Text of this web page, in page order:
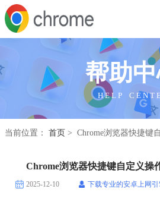
帮助
H E L P C E N T
当前位置： 首页 > Chrome浏览器快捷键自
Chrome浏览器快捷键自定义操
2025-12-10 下载专业的安卓上网